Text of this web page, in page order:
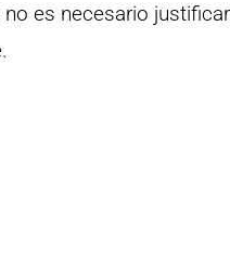
es necesario